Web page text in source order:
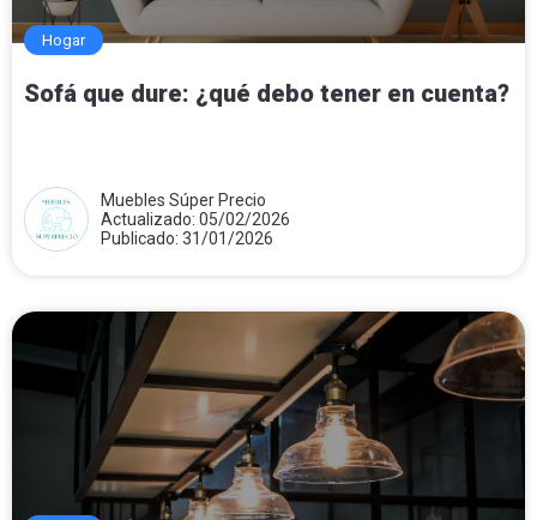
Hogar
Sofá que dure: ¿qué debo tener en cuenta?
Muebles Súper Precio
Actualizado: 05/02/2026
Publicado: 31/01/2026